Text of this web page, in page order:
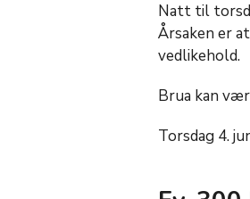
Natt til
Årsaken er
vedlikehold.
Brua kan
Torsdag 4.